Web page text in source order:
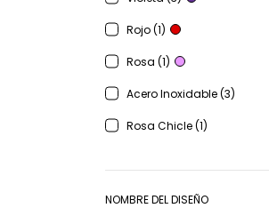
Rojo (1)
Rosa (1)
Acero Inoxidable (3)
Rosa Chicle (1)
NOMBRE DEL DISEÑO